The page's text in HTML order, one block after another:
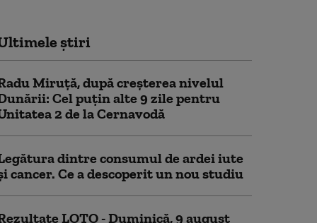
știri
Miruță, după creșterea nivelul
Cel puțin alte 9 zile pentru
2 de la Cernavodă
dintre consumul de ardei iute
cancer. Ce a descoperit un nou studiu
LOTO - Duminică, 9 august